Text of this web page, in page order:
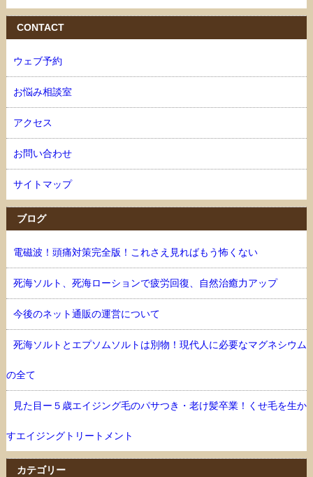
CONTACT
ウェブ予約
お悩み相談室
アクセス
お問い合わせ
サイトマップ
ブログ
電磁波！頭痛対策完全版！これさえ見ればもう怖くない
死海ソルト、死海ローションで疲労回復、自然治癒力アップ
今後のネット通販の運営について
死海ソルトとエプソムソルトは別物！現代人に必要なマグネシウム
の全て
見た目ー５歳エイジング毛のパサつき・老け髪卒業！くせ毛を生か
すエイジングトリートメント
カテゴリー